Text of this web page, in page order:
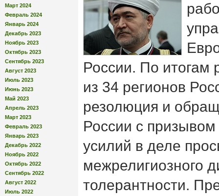
Март 2024
Февраль 2024
Январь 2024
Декабрь 2023
Ноябрь 2023
Октябрь 2023
Сентябрь 2023
Август 2023
Июль 2023
Июнь 2023
Май 2023
Апрель 2023
Март 2023
Февраль 2023
Январь 2023
Декабрь 2022
Ноябрь 2022
Октябрь 2022
Сентябрь 2022
Август 2022
Июль 2022
России. По итогам
из 34 регионов
резолюция и
России с
усилий в деле
межрелигиозного
толерантности.